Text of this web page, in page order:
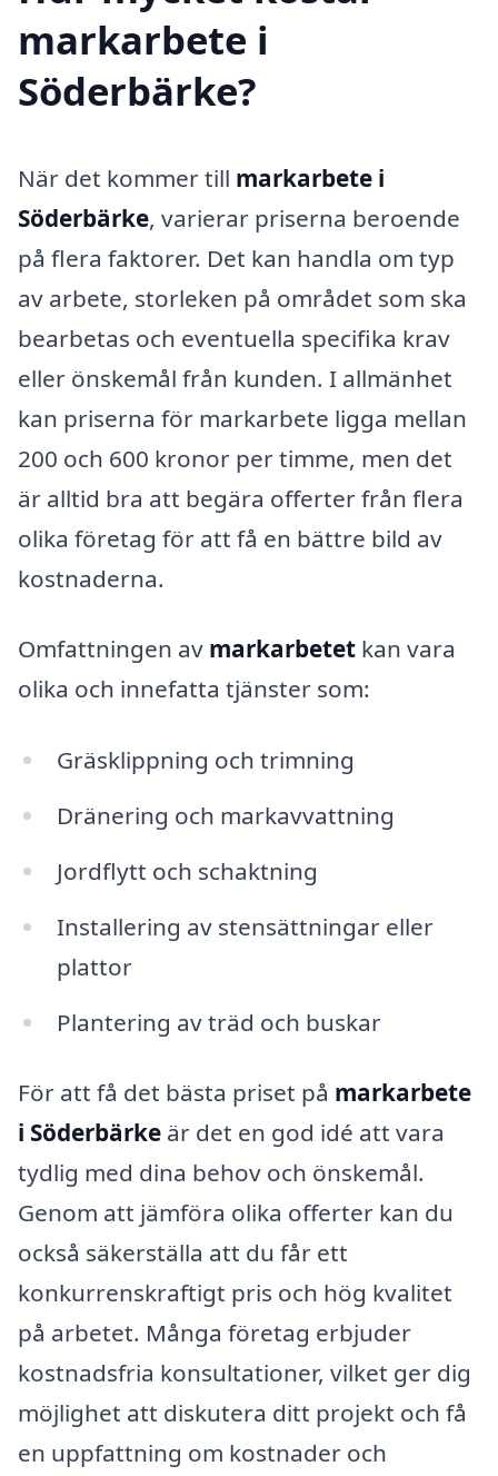
markarbete i
Söderbärke?
När det kommer till markarbete i
Söderbärke, varierar priserna beroende
på flera faktorer. Det kan handla om typ
av arbete, storleken på området som ska
bearbetas och eventuella specifika krav
eller önskemål från kunden. I allmänhet
kan priserna för markarbete ligga mellan
200 och 600 kronor per timme, men det
är alltid bra att begära offerter från flera
olika företag för att få en bättre bild av
kostnaderna.
Omfattningen av markarbetet kan vara
olika och innefatta tjänster som:
Gräsklippning och trimning
Dränering och markavvattning
Jordflytt och schaktning
Installering av stensättningar eller
plattor
Plantering av träd och buskar
För att få det bästa priset på markarbete
i Söderbärke är det en god idé att vara
tydlig med dina behov och önskemål.
Genom att jämföra olika offerter kan du
också säkerställa att du får ett
konkurrenskraftigt pris och hög kvalitet
på arbetet. Många företag erbjuder
kostnadsfria konsultationer, vilket ger dig
möjlighet att diskutera ditt projekt och få
en uppfattning om kostnader och